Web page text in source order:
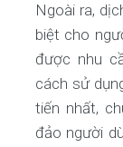
Ngoài ra,
biệt cho
được nhu
cách sử
tiến nhất,
đảo người